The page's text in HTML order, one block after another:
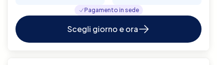
Pagamento in sede
Scegli giorno e ora